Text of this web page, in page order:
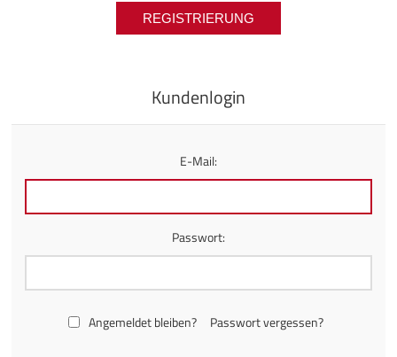
Kundenlogin
E-Mail:
Passwort:
Angemeldet bleiben? Passwort vergessen?